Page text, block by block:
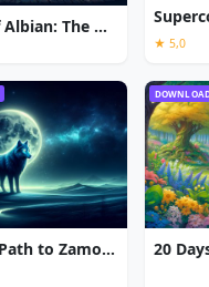
Chronicles of Albian: The Magic Convention
★ 5,0
7 Gates: The Path to Zamolxes 20